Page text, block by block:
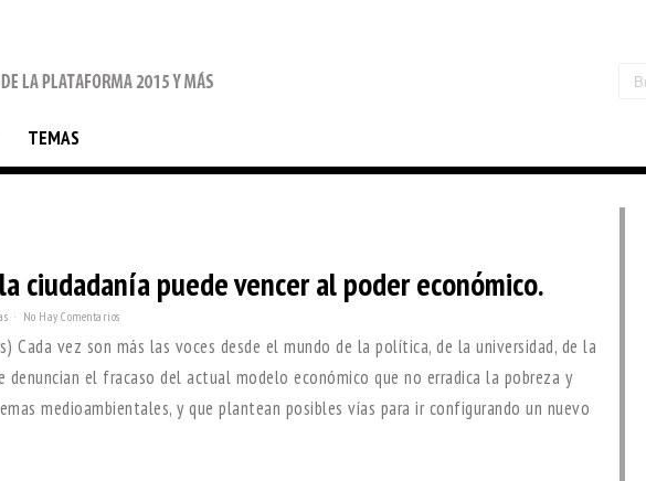
TEMAS
ciudadanía puede vencer al poder económico.
No Hay Comentarios
Cada vez son más las voces desde el mundo de la política, de la universidad, de la
el fracaso del actual modelo económico que no erradica la pobreza y
medioambientales, y que plantean posibles vías para ir configurando un nuevo